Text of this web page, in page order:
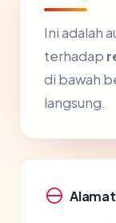
Ini adalah
terhadap
di bawah
langsung.
Alamat